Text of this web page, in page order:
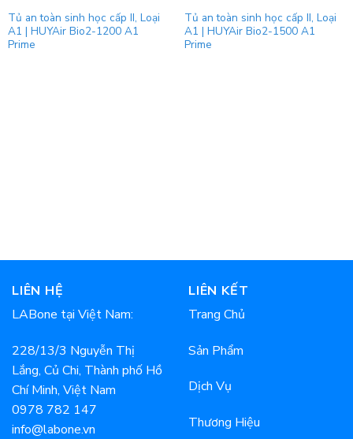
Tủ an toàn sinh học cấp II, Loại
A1 | HUYAir Bio2-1200 A1
Prime
Tủ an toàn sinh học cấp II, Loại
A1 | HUYAir Bio2-1500 A1
Prime
LIÊN HỆ
LABone tại Việt Nam:
228/13/3 Nguyễn Thị
Lắng, Củ Chi, Thành phố Hồ
Chí Minh, Việt Nam
0978 782 147
info@labone.vn
LIÊN KẾT
Trang Chủ
Sản Phẩm
Dịch Vụ
Thương Hiệu